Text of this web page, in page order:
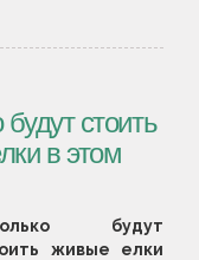
стоить
в этом
будут
живые елки